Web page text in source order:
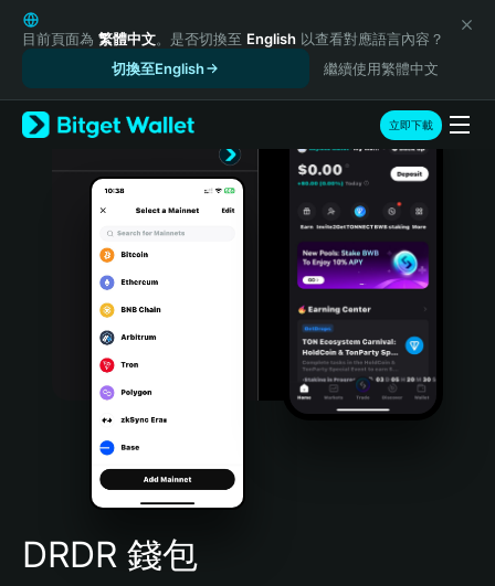
English
日本語
Русский
Español (Latinoamérica)
Türkçe
Português (Portugal)
Bahasa Indonesia
Português (Brasil)
Español (Argentina)
目前頁面為 繁體中文。是否切換至 English 以查看對應語言內容？
切換至English
繼續使用繁體中文
立即下載
DRDR 錢包